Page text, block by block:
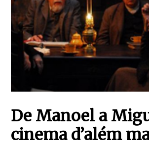
De Manoel a
cinema d’além